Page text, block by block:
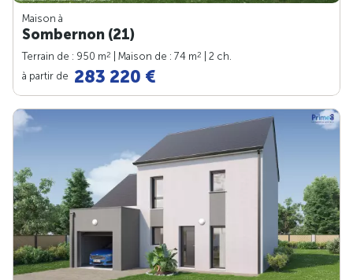
Maison à
Sombernon (21)
Terrain de : 950 m2 | Maison de : 74 m2
| 2 ch.
à partir de 283 220 €